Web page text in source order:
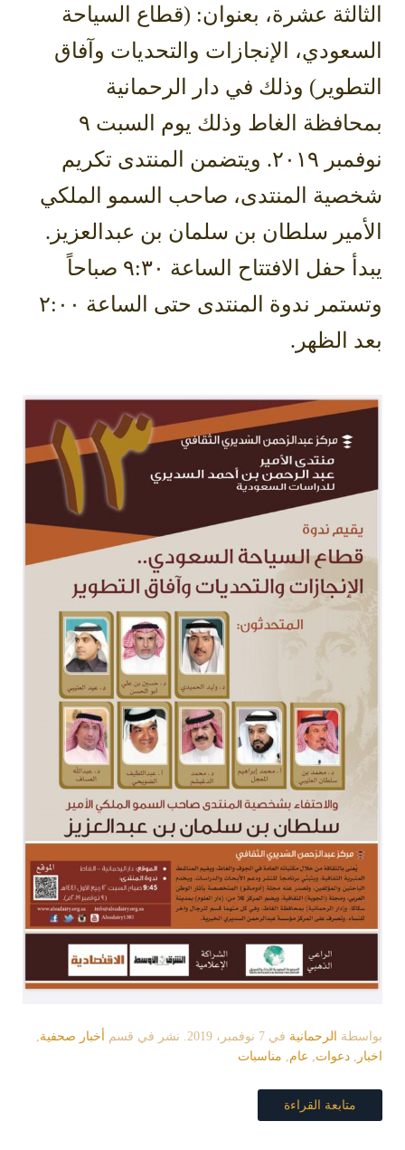
الثالثة عشرة، بعنوان: (قطاع السياحة
السعودي، الإنجازات والتحديات وآفاق
التطوير) وذلك في دار الرحمانية
بمحافظة الغاط وذلك يوم السبت ٩
نوفمبر ٢٠١٩. ويتضمن المنتدى تكريم
شخصية المنتدى، صاحب السمو الملكي
الأمير سلطان بن سلمان بن عبدالعزيز.
يبدأ حفل الافتتاح الساعة ٩:٣٠ صباحاً
وتستمر ندوة المنتدى حتى الساعة ٢:٠٠
بعد الظهر.
بواسطة الرحمانية في 7 نوفمبر، 2019 . نشر في قسم أخبار صحفية
اخبار
دعوات عام مناسبات
متابعة القراءة